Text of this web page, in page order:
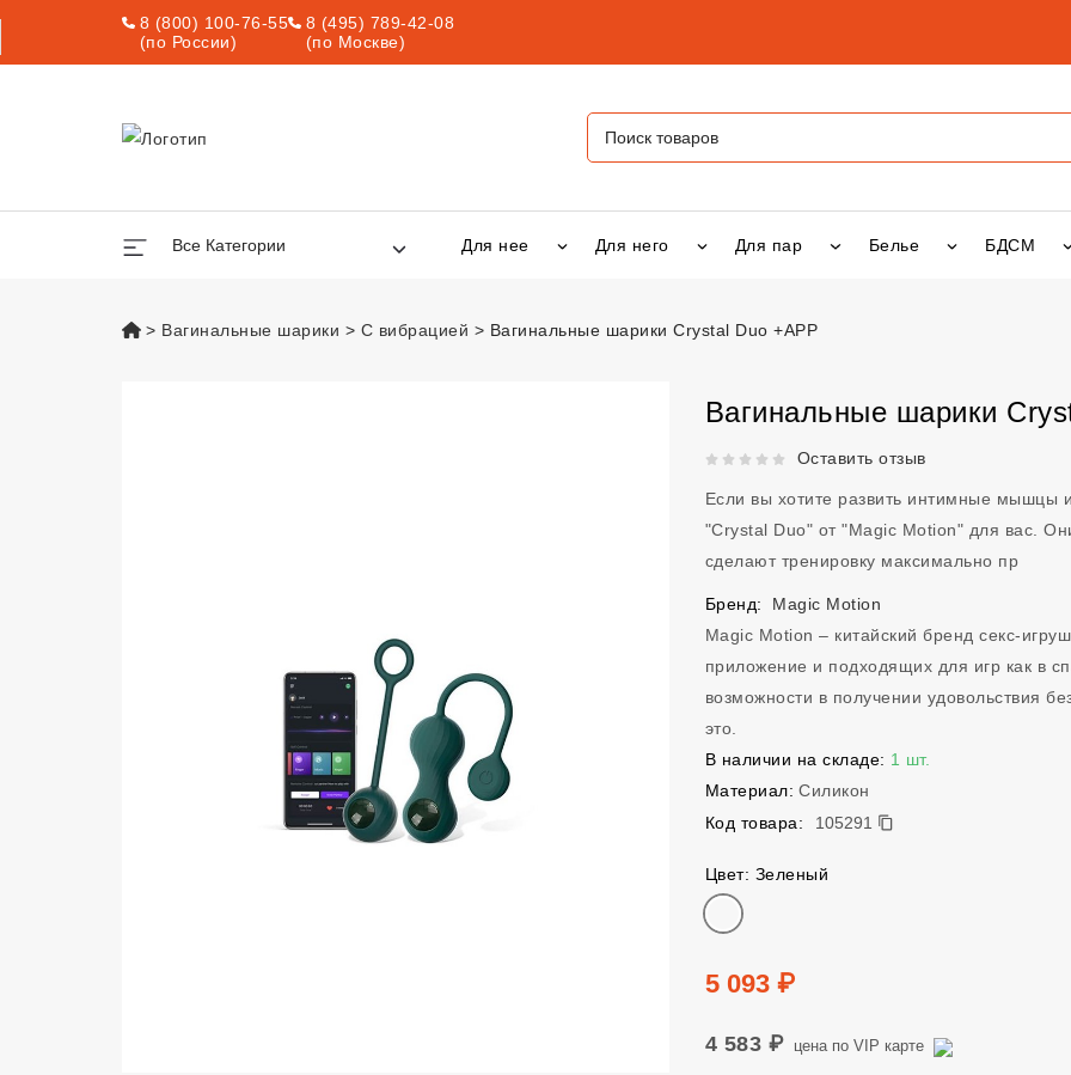
8 (800) 100-76-55
(по России)
8 (495) 789-42-08
(по Москве)
Все Категории Для нее Для него Для пар Белье БДСМ
vsexshop.ru
Вагинальные шарики С вибрацией Вагинальные шарики Crystal Duo +APP
Вагинальные шарики
Рейтинг 5 из 5.Оставить отзыв
Если вы хотите развить интимные мышцы
"Crystal Duo" от "Magic Motion" для вас.
сделают тренировку максимально пр
Бренд:
Magic Motion
Magic Motion – китайский бренд секс-
приложение и подходящих для игр как в
возможности в получении удовольствия
это.
В наличии на складе: 1 шт.
Материал: Силикон
Код товара:
105291
105291
Цвет: Зеленый
Цвет
Цена
5 093 ₽
4 583 ₽ цена по VIP карте